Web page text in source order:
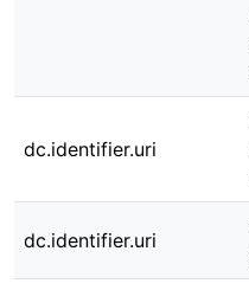
dc.identifier.uri
dc.identifier.uri